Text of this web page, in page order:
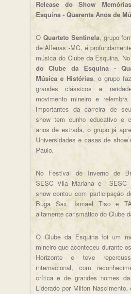
Release do Show
Esquina - Quarenta Anos de
O Quarteto Sentinela, grupo
de Alfenas -MG, é
música do Clube da Esquina.
do Clube da Esquina -
Música e Histórias, o grupo
grandes clássicos e
movimento mineiro e
importantes da carreira de
show tem cunho educativo e
anos de estrada, o grupo já
Universidades e casas de
Paulo.
No Festival de Inverno de
SESC Vila Mariana e SESC
show contou com participação
Buga Sax, Ismael Tiso e
altamente carismático do Clube
O Clube da Esquina foi um
mineiro que aconteceu durante
Horizonte e teve
internacional, com
crítica e de grandes nomes
Liderado por Milton